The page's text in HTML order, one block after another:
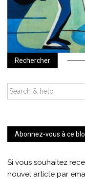
Rechercher
SEARCH
FOR:
Abonnez-vous à ce
Si vous souhaitez
nouvel article par